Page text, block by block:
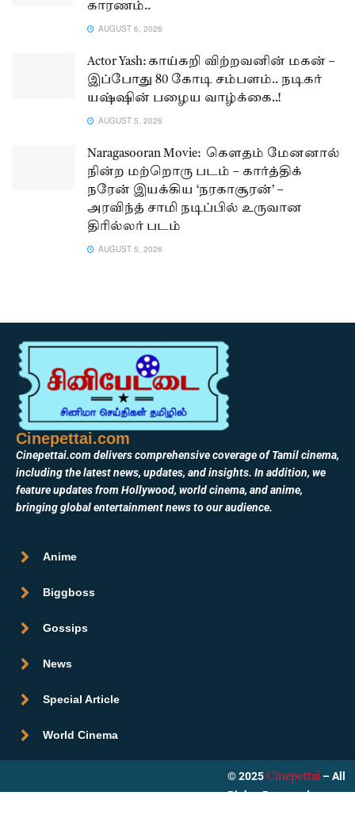
காரணம்..
AUGUST 6, 2026
Actor Yash: காய்கறி விற்றவனின் மகன் –
இப்போது 80 கோடி சம்பளம்.. நடிகர்
யஷ்ஷின் பழைய வாழ்க்கை..!
AUGUST 5, 2026
Naragasooran Movie: கௌதம் மேனனால்
நின்ற மற்றொரு படம் – கார்த்திக்
நரேன் இயக்கிய ‘நரகாசூரன்’ –
அரவிந்த் சாமி நடிப்பில் உருவான
திரில்லர் படம்
AUGUST 5, 2026
Cinepettai.com
Cinepettai.com delivers comprehensive coverage of Tamil cinema,
including the latest news, updates, and insights. In addition, we
feature updates from Hollywood, world cinema, and anime,
bringing global entertainment news to our audience.
Anime
Biggboss
Gossips
News
Special Article
World Cinema
© 2025 Cinepettai – All
Rights Reserved